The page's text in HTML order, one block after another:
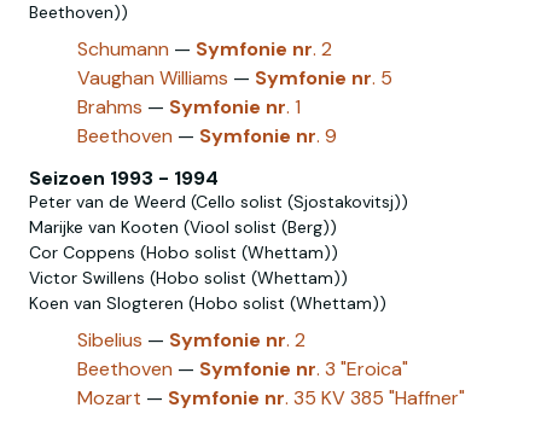
Beethoven))
Schumann — Symfonie nr. 2
Vaughan Williams — Symfonie nr. 5
Brahms — Symfonie nr. 1
Beethoven — Symfonie nr. 9
Seizoen 1993 - 1994
Peter van de Weerd (Cello solist (Sjostakovitsj))
Marijke van Kooten (Viool solist (Berg))
Cor Coppens (Hobo solist (Whettam))
Victor Swillens (Hobo solist‎ (Whettam))
Koen van Slogteren (Hobo‎ solist‎‎ (Whettam))
Sibelius — Symfonie nr. 2
Beethoven — Symfonie nr. 3 "Eroica"
Mozart — Symfonie nr. 35 KV 385 "Haffner"